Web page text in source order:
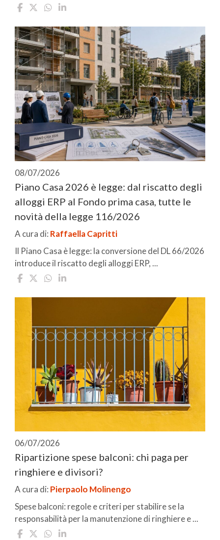
08/07/2026
Piano Casa 2026 è legge: dal riscatto degli
alloggi ERP al Fondo prima casa, tutte le
novità della legge 116/2026
A cura di: Raffaella Capritti
Il Piano Casa è legge: la conversione del DL 66/2026
introduce il riscatto degli alloggi ERP, ...
06/07/2026
Ripartizione spese balconi: chi paga per
ringhiere e divisori?
A cura di: Pierpaolo Molinengo
Spese balconi: regole e criteri per stabilire se la
responsabilità per la manutenzione di ringhiere e ...